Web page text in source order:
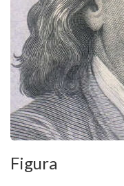
Figura